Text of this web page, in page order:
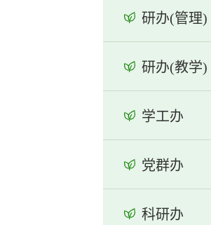
研办(管理)
研办(教学)
学工办
党群办
科研办